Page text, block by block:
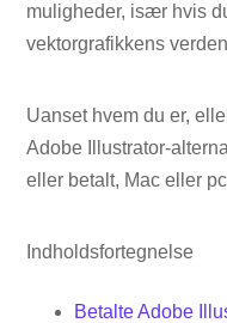
muligheder, især hvis
vektorgrafikkens
Uanset hvem du er,
Adobe Illustrator-
eller betalt, Mac eller
Indholdsfortegnelse
Betalte Adobe